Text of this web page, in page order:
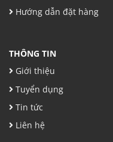
Hướng dẫn đặt hàng
THÔNG TIN
Giới thiệu
Tuyển dụng
Tin tức
Liên hệ